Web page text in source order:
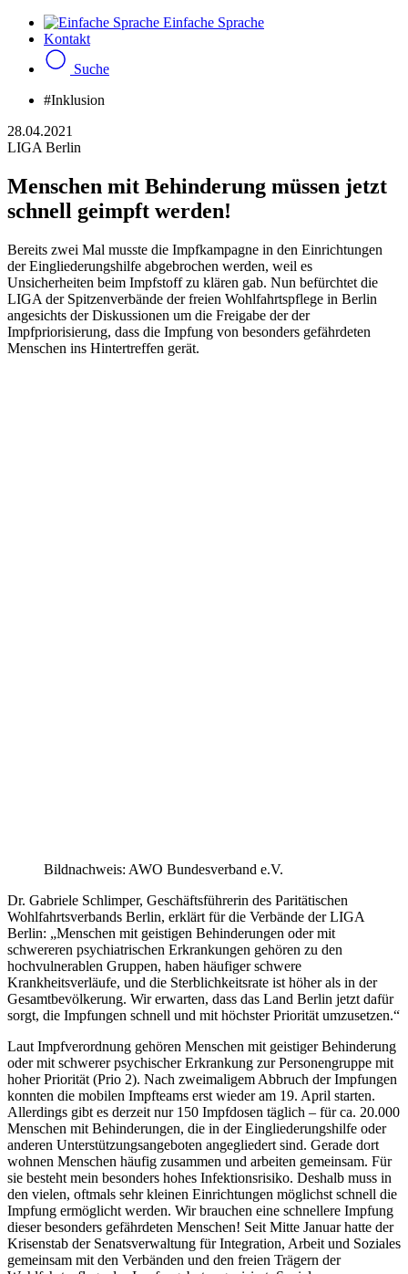
Einfache Sprache
Kontakt
Suche
#Inklusion
28.04.2021
LIGA Berlin
Menschen mit Behinderung müssen jetzt
schnell geimpft werden!
Bereits zwei Mal musste die Impfkampagne in den Einrichtungen
der Eingliederungshilfe abgebrochen werden, weil es
Unsicherheiten beim Impfstoff zu klären gab. Nun befürchtet die
LIGA der Spitzenverbände der freien Wohlfahrtspflege in Berlin
angesichts der Diskussionen um die Freigabe der der
Impfpriorisierung, dass die Impfung von besonders gefährdeten
Menschen ins Hintertreffen gerät.
Bildnachweis: AWO Bundesverband e.V.
Dr. Gabriele Schlimper, Geschäftsführerin des Paritätischen
Wohlfahrtsverbands Berlin, erklärt für die Verbände der LIGA
Berlin: „Menschen mit geistigen Behinderungen oder mit
schwereren psychiatrischen Erkrankungen gehören zu den
hochvulnerablen Gruppen, haben häufiger schwere
Krankheitsverläufe, und die Sterblichkeitsrate ist höher als in der
Gesamtbevölkerung. Wir erwarten, dass das Land Berlin jetzt dafür
sorgt, die Impfungen schnell und mit höchster Priorität umzusetzen.“
Laut Impfverordnung gehören Menschen mit geistiger Behinderung
oder mit schwerer psychischer Erkrankung zur Personengruppe mit
hoher Priorität (Prio 2). Nach zweimaligem Abbruch der Impfungen
konnten die mobilen Impfteams erst wieder am 19. April starten.
Allerdings gibt es derzeit nur 150 Impfdosen täglich – für ca. 20.000
Menschen mit Behinderungen, die in der Eingliederungshilfe oder
anderen Unterstützungsangeboten angegliedert sind. Gerade dort
wohnen Menschen häufig zusammen und arbeiten gemeinsam. Für
sie besteht mein besonders hohes Infektionsrisiko. Deshalb muss in
den vielen, oftmals sehr kleinen Einrichtungen möglichst schnell die
Impfung ermöglicht werden. Wir brauchen eine schnellere Impfung
dieser besonders gefährdeten Menschen! Seit Mitte Januar hatte der
Krisenstab der Senatsverwaltung für Integration, Arbeit und Soziales
gemeinsam mit den Verbänden und den freien Trägern der